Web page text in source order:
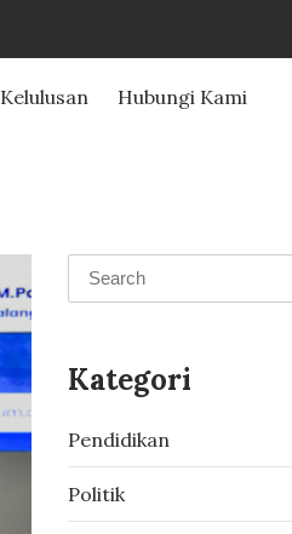
Kelulusan Hubungi Kami
Kategori
Pendidikan
Politik